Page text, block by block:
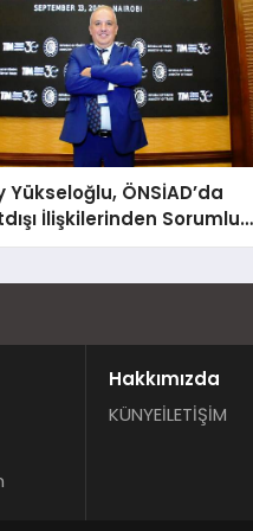
Yükseloğlu, ÖNSİAD’da
İlişkilerinden Sorumlu
Başkan Yardımcısı Oldu
Hakkımızda
KÜNYEİLETİŞİM